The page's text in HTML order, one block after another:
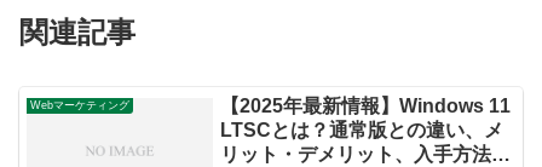
関連記事
Webマーケティング
【2025年最新情報】Windows 11
LTSCとは？通常版との違い、メ
リット・デメリット、入手方法を